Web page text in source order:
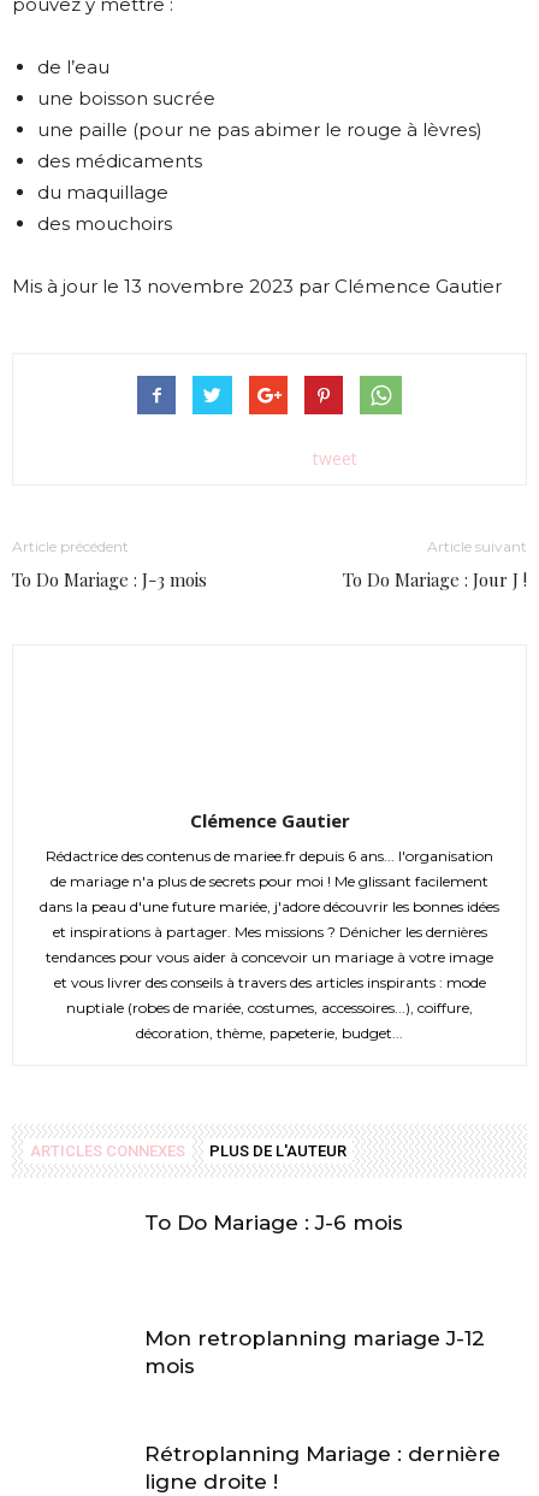
pouvez y mettre :
de l’eau
une boisson sucrée
une paille (pour ne pas abimer le rouge à lèvres)
des médicaments
du maquillage
des mouchoirs
Mis à jour le 13 novembre 2023 par Clémence Gautier
tweet
Article précédent
To Do Mariage : J-3 mois
Article suivant
To Do Mariage : Jour J !
Clémence Gautier
Rédactrice des contenus de mariee.fr depuis 6 ans... l'organisation
de mariage n'a plus de secrets pour moi ! Me glissant facilement
dans la peau d'une future mariée, j'adore découvrir les bonnes idées
et inspirations à partager. Mes missions ? Dénicher les dernières
tendances pour vous aider à concevoir un mariage à votre image
et vous livrer des conseils à travers des articles inspirants : mode
nuptiale (robes de mariée, costumes, accessoires...), coiffure,
décoration, thème, papeterie, budget...
ARTICLES CONNEXES PLUS DE L'AUTEUR
To Do Mariage : J-6 mois
Mon retroplanning mariage J-12
mois
Rétroplanning Mariage : dernière
ligne droite !